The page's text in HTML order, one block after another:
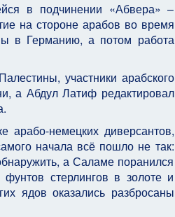
в подчинении «Абвера» –
на стороне арабов во время
в Германию, а потом работа
участники арабского
а Абдул Латиф редактировал
арабо-немецких диверсантов,
начала всё пошло не так:
а Саламе поранился
стерлингов в золоте и
ядов оказались разбросаны